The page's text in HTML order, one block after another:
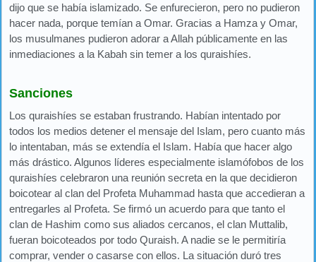
dijo que se había islamizado. Se enfurecieron, pero no pudieron
hacer nada, porque temían a Omar. Gracias a Hamza y Omar,
los musulmanes pudieron adorar a Allah públicamente en las
inmediaciones a la Kabah sin temer a los quraishíes.
Sanciones
Los quraishíes se estaban frustrando. Habían intentado por
todos los medios detener el mensaje del Islam, pero cuanto más
lo intentaban, más se extendía el Islam. Había que hacer algo
más drástico. Algunos líderes especialmente islamófobos de los
quraishíes celebraron una reunión secreta en la que decidieron
boicotear al clan del Profeta Muhammad hasta que accedieran a
entregarles al Profeta. Se firmó un acuerdo para que tanto el
clan de Hashim como sus aliados cercanos, el clan Muttalib,
fueran boicoteados por todo Quraish. A nadie se le permitiría
comprar, vender o casarse con ellos. La situación duró tres